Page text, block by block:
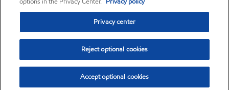
Privacy center
Reject optional cookies
Accept optional cookies